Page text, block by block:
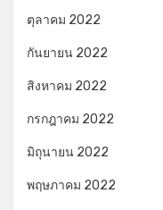
ตุลาคม 2022
กันยายน 2022
สิงหาคม 2022
กรกฎาคม 2022
มิถุนายน 2022
พฤษภาคม 2022